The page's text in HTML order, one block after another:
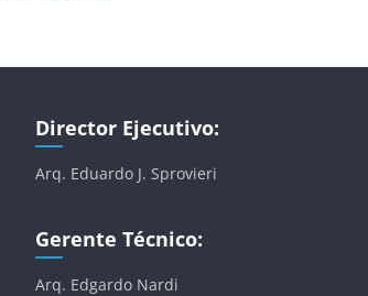
Director Ejecutivo:
Arq. Eduardo J. Sprovieri
Gerente Técnico:
Arq. Edgardo Nardi